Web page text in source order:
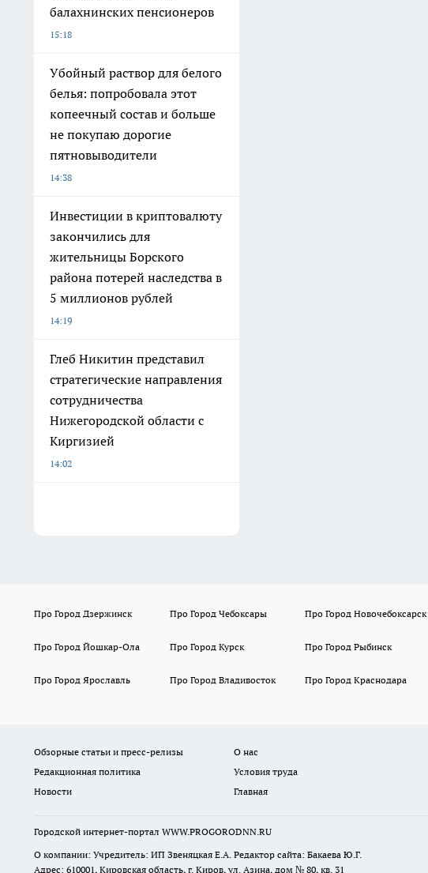
балахнинских пенсионеров
15:18
Убойный раствор для белого
белья: попробовала этот
копеечный состав и больше
не покупаю дорогие
пятновыводители
14:38
Инвестиции в криптовалюту
закончились для
жительницы Борского
района потерей наследства в
5 миллионов рублей
14:19
Глеб Никитин представил
стратегические направления
сотрудничества
Нижегородской области с
Киргизией
14:02
Про Город Дзержинск Про Город Чебоксары Про Город Новочебоксарск
Про Город Йошкар-Ола Про Город Курск Про Город Рыбинск
Про Город Ярославль Про Город Владивосток Про Город Краснодара
Обзорные статьи и пресс-релизы О нас
Редакционная политика
Условия труда
Новости
Главная
Городской интернет-портал WWW.PROGORODNN.RU
О компании: Учредитель: ИП Звеняцкая Е.А. Редактор сайта: Бакаева Ю.Г.
Адрес: 610001, Кировская область, г. Киров, ул. Азина, дом № 80, кв. 31